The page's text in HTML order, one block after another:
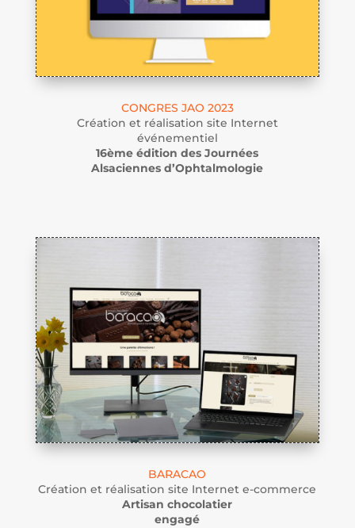
CONGRES JAO 2023
Création et réalisation site Internet
événementiel
16ème édition des Journées
Alsaciennes d’Ophtalmologie
BARACAO
Création et réalisation site Internet e-commerce
Artisan chocolatier
engagé